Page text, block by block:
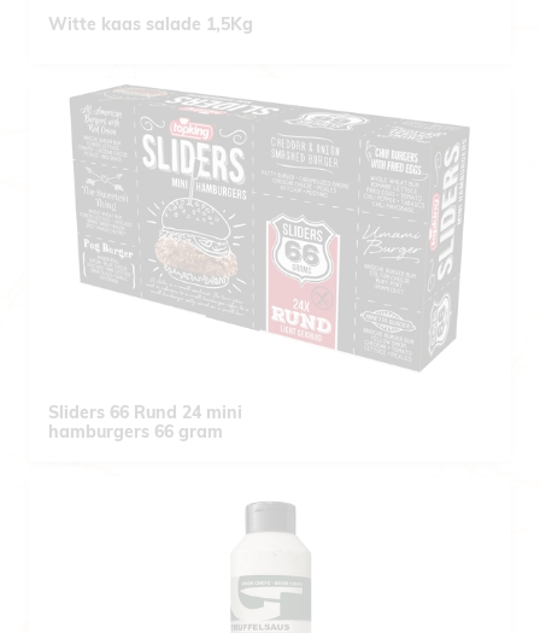
Witte kaas salade 1,5Kg
Sliders 66 Rund 24 mini
hamburgers 66 gram